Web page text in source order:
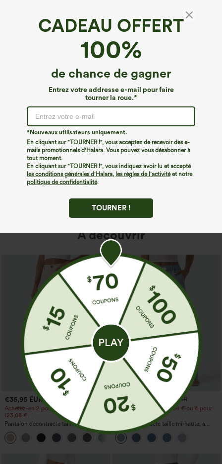
CADEAU OFFERT
100%
de chance de gagner
Entrez votre addresse e-mail pour faire
tourner la roue.*
*Nouveaux utilisateurs uniquement.
En cliquant sur "TOURNER !", vous acceptez de recevoir des e-
mails promotionnels d'Halara. Vous pouvez vous désabonner à
tout moment.
En cliquant sur "TOURNER !", vous indiquez avoir lu et accepté
les conditions générales d'Halara, les règles de l'activitéet notre
politique de confidentialité.
TOURNER !
Nous ne semblons pas pouvoir trouver la page que
vous recherchez.
Acheter plus
À découvrir
€35,95 EUR
Achetez-en 2 pour 61,54 € ou 4 pour
123,08 €.
Pantalon décontracté taille haute à
jambe droite, effet lin, avec poches
+5
€44,95 EUR €49,95 EUR
Achetez-en 2 pour 61,54 € ou 4 pour
Jean décontracté taille mi‑haute, à
cordon de serrage, avec poches